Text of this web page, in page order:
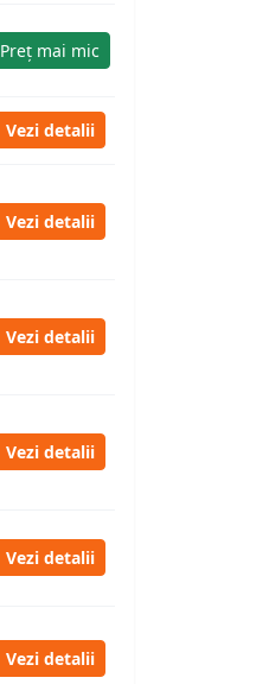
Preț mai mic
Vezi detalii
Vezi detalii
Vezi detalii
Vezi detalii
Vezi detalii
Vezi detalii